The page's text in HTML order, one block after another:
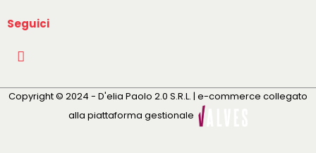
Seguici
Copyright © 2024 - D'elia Paolo 2.0 S.R.L. | e-commerce collegato
alla piattaforma gestionale